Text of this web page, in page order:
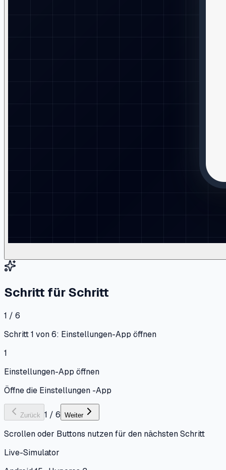
Schritt für Schritt
1 / 6
Schritt 1 von 6: Einstellungen-App öffnen
1
Einstellungen-App öffnen
Öffne die Einstellungen -App
Zurück 1 / 6 Weiter
Scrollen oder Buttons nutzen für den nächsten Schritt
Live-Simulator